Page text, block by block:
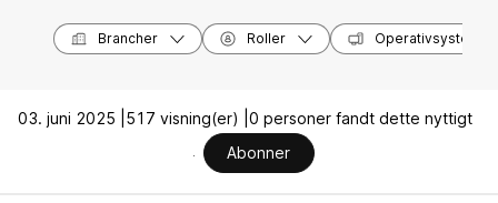
Brancher Roller Operativsystemer
03. juni 2025 | 517 visning(er) | 0 personer fandt dette nyttigt
Abonner